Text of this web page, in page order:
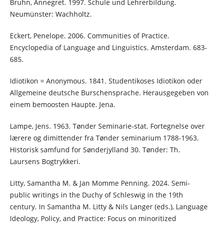
Bruhn, Annegret. 1997. Schule und Lehrerbildung.
Neumünster: Wachholtz.
Eckert, Penelope. 2006. Communities of Practice.
Encyclopedia of Language and Linguistics. Amsterdam. 683-
685.
Idiotikon = Anonymous. 1841. Studentikoses Idiotikon oder
Allgemeine deutsche Burschensprache. Herausgegeben von
einem bemoosten Haupte. Jena.
Lampe, Jens. 1963. Tønder Seminarie-stat. Fortegnelse over
lærere og dimittender fra Tønder seminarium 1788-1963.
Historisk samfund for Sønderjylland 30. Tønder: Th.
Laursens Bogtrykkeri.
Litty, Samantha M. & Jan Momme Penning. 2024. Semi-
public writings in the Duchy of Schleswig in the 19th
century. In Samantha M. Litty & Nils Langer (eds.), Language
Ideology, Policy, and Practice: Focus on minoritized